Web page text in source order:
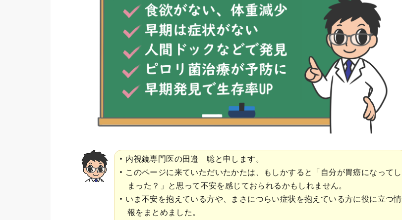
内視鏡専門医の田邉 聡と申します。
このページに来ていただいたかたは、もしかすると「自分が胃癌になってし
まった？」と思って不安を感じておられるかもしれません。
いま不安を抱えている方や、まさにつらい症状を抱えている方に役に立つ情
報をまとめました。